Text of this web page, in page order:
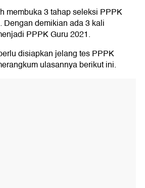
membuka 3 tahap seleksi PPPK
Dengan demikian ada 3 kali
PPPK Guru 2021.
disiapkan jelang tes PPPK
ulasannya berikut ini.